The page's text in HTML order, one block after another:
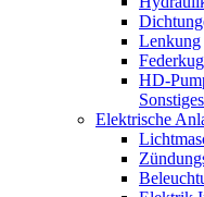
Lenkung
HD-
Sonstiges
Elektrische